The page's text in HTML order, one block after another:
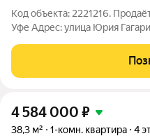
Код объекта: 2221216.
Уфе Адрес: улица Юрия Гагарина, 19. Основные
панельный. - Общая площадь:
кв. м. - Площадь кухни:
4 584 000 ₽
38,3 м² 1-комн. квартира 4